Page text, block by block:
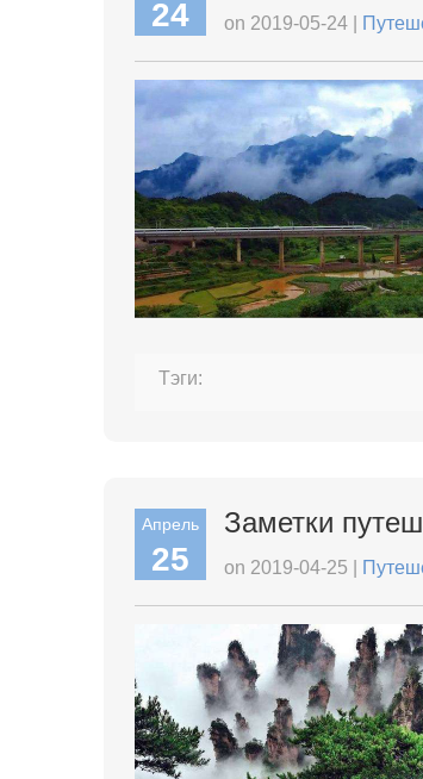
24 on 2019-05-24 |
Тэги:
Апрель
25
​Заметки
on 2019-04-25 |